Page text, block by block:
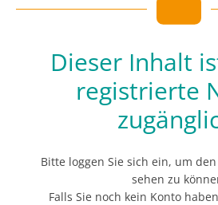
Dieser Inhalt
registrierte
Bitte loggen Sie sich ein, um
sehen zu
Falls Sie noch kein Konto